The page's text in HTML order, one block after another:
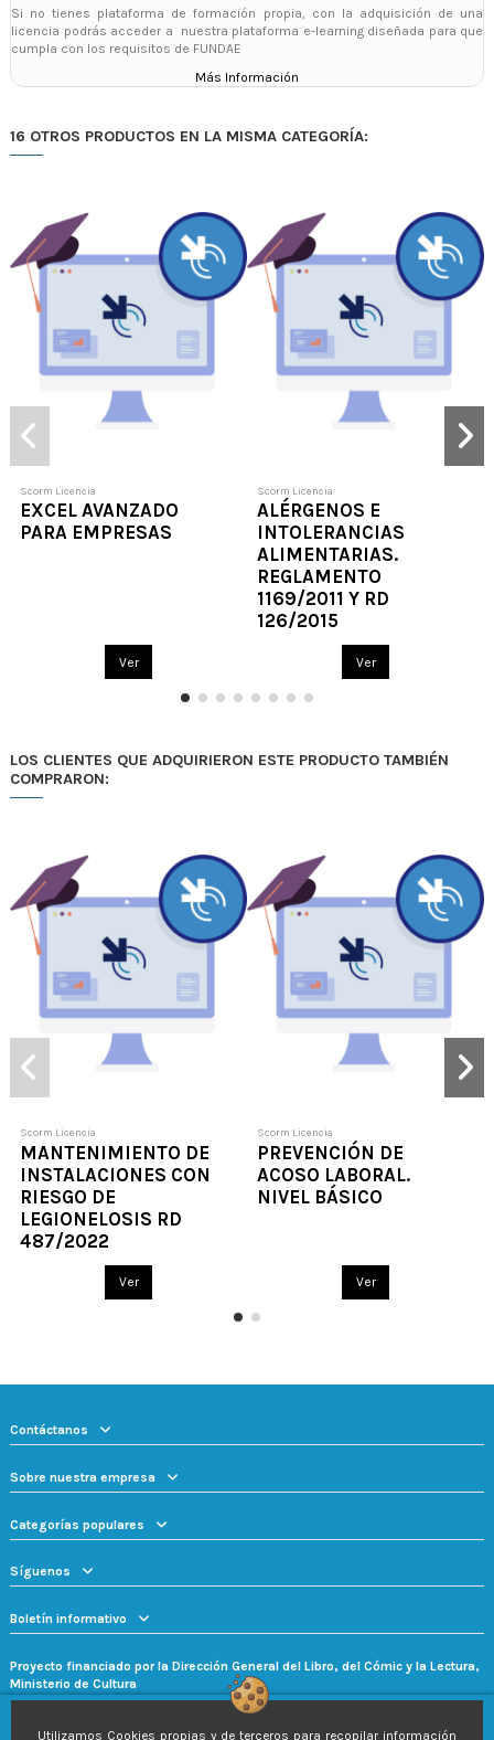
Utilizamos Cookies propias y de terceros para recopilar información
Si no tienes plataforma de formación propia, con la adquisición de una
licencia podrás acceder a nuestra plataforma e-learning diseñada para que
cumpla con los requisitos de FUNDAE
Más Información
16 OTROS PRODUCTOS EN LA MISMA CATEGORÍA:
Scorm Licencia
EXCEL AVANZADO
PARA EMPRESAS
Ver
Scorm Licencia
ALÉRGENOS E
INTOLERANCIAS
ALIMENTARIAS.
REGLAMENTO
1169/2011 Y RD
126/2015
Ver
LOS CLIENTES QUE ADQUIRIERON ESTE PRODUCTO TAMBIÉN
COMPRARON:
Scorm Licencia
MANTENIMIENTO DE
INSTALACIONES CON
RIESGO DE
LEGIONELOSIS RD
487/2022
Ver
Scorm Licencia
PREVENCIÓN DE
ACOSO LABORAL.
NIVEL BÁSICO
Ver
Contáctanos
Sobre nuestra empresa
Categorías populares
Síguenos
Boletín informativo
Proyecto financiado por la Dirección General del Libro, del Cómic y la Lectura,
Ministerio de Cultura